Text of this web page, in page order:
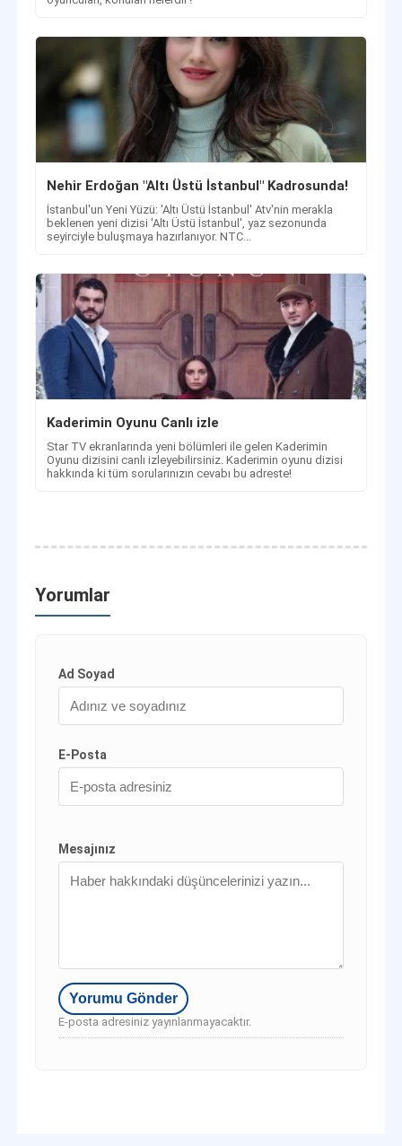
Nehir Erdoğan "Altı Üstü İstanbul" Kadrosunda!
İstanbul'un Yeni Yüzü: 'Altı Üstü İstanbul' Atv'nin merakla
beklenen yeni dizisi 'Altı Üstü İstanbul', yaz sezonunda
seyirciyle buluşmaya hazırlanıyor. NTC...
Kaderimin Oyunu Canlı izle
Star TV ekranlarında yeni bölümleri ile gelen Kaderimin
Oyunu dizisini canlı izleyebilirsiniz. Kaderimin oyunu dizisi
hakkında ki tüm sorularınızın cevabı bu adreste!
Yorumlar
Ad Soyad
E-Posta
Mesajınız
E-posta adresiniz yayınlanmayacaktır.